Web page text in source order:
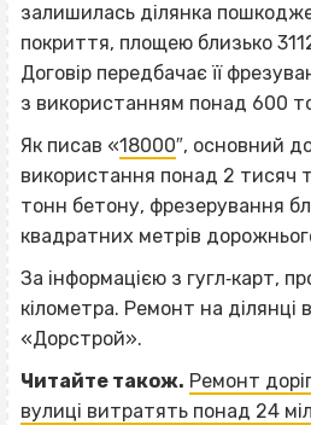
залишилась ділянка
покриття, площею близько
Договір передбачає її
з використанням понад 600
Як писав «18000″, основний
використання понад 2 тисяч
тонн бетону, фрезерування
квадратних метрів
За інформацією з гугл‐карт,
кілометра. Ремонт на ділянці
«Дорстрой».
Читайте також. Ремонт
вулиці витратять понад 24